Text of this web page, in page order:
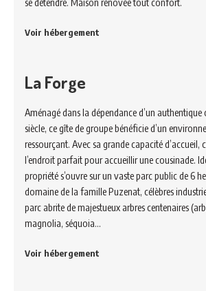
Voir hébergement
La Forge
Aménagé dans la dépendance d’un authentique
siècle, ce gîte de groupe bénéficie d’un
ressourçant. Avec sa grande capacité d’accueil,
l’endroit parfait pour accueillir une cousinade.
propriété s’ouvre sur un vaste parc public de 6
domaine de la famille Puzenat, célèbres
parc abrite de majestueux arbres centenaires
magnolia, séquoia…
Voir hébergement